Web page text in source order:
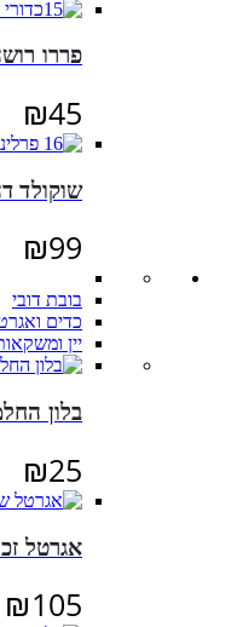
פררו רושה
₪45
שוקולד דה
₪99
בובת דובי
כדים
יין
בלון
₪25
אגרטל
₪105